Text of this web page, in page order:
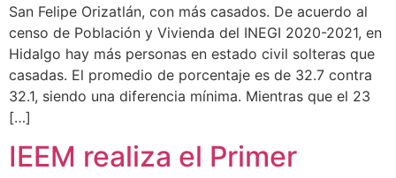
San Felipe Orizatlán, con más casados. De acuerdo al
censo de Población y Vivienda del INEGI 2020-2021, en
Hidalgo hay más personas en estado civil solteras que
casadas. El promedio de porcentaje es de 32.7 contra
32.1, siendo una diferencia mínima. Mientras que el 23
[…]
IEEM realiza el Primer